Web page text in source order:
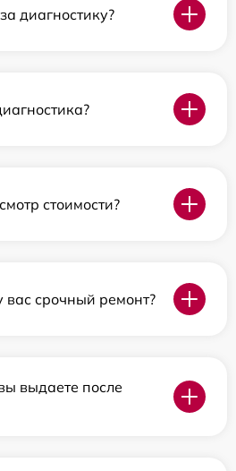
диагностику?
стоимости?
вас срочный ремонт?
выдаете после